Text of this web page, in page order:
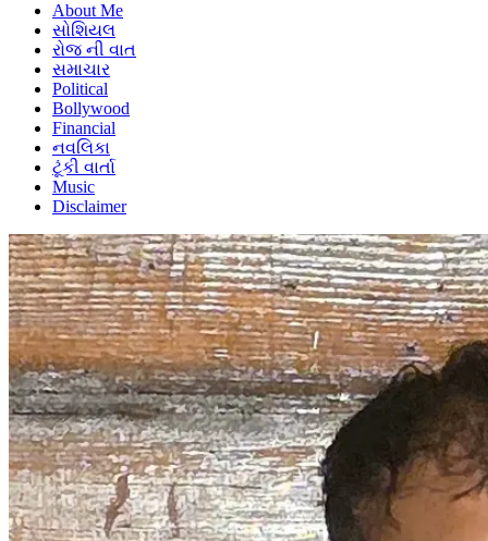
About Me
સોશિયલ
રોજ ની વાત
સમાચાર
Political
Bollywood
Financial
નવલિકા
ટૂંકી વાર્તા
Music
Disclaimer